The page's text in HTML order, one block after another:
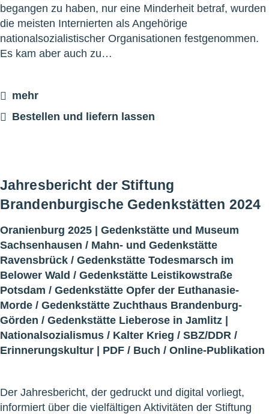
begangen zu haben, nur eine Minderheit betraf, wurden
die meisten Internierten als Angehörige
nationalsozialistischer Organisationen festgenommen.
Es kam aber auch zu…
mehr
Bestellen und liefern lassen
Jahresbericht der Stiftung
Brandenburgische Gedenkstätten 2024
Oranienburg 2025 | Gedenkstätte und Museum
Sachsenhausen / Mahn- und Gedenkstätte
Ravensbrück / Gedenkstätte Todesmarsch im
Belower Wald / Gedenkstätte Leistikowstraße
Potsdam / Gedenkstätte Opfer der Euthanasie-
Morde / Gedenkstätte Zuchthaus Brandenburg-
Görden / Gedenkstätte Lieberose in Jamlitz |
Nationalsozialismus / Kalter Krieg / SBZ/DDR /
Erinnerungskultur | PDF / Buch / Online-Publikation
Der Jahresbericht, der gedruckt und digital vorliegt,
informiert über die vielfältigen Aktivitäten der Stiftung